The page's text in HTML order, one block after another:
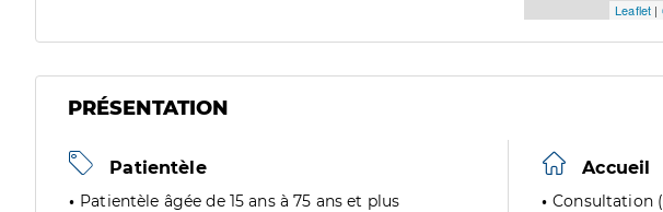
Leaflet |
PRÉSENTATION
Patientèle
Patientèle âgée de 15 ans à 75 ans et plus
Accueil
Consultation